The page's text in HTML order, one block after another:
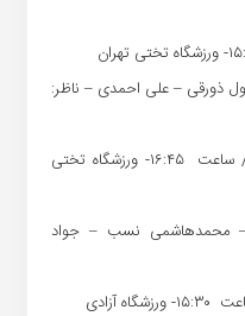
ذورقی – علی احمدی – ناظر:
صنعت نفت آبادان- تراکتورسازی تبریز/ ساعت ۱۶:۴۵- ورزشگاه تختی
– محمدهاشمی نسب – جواد